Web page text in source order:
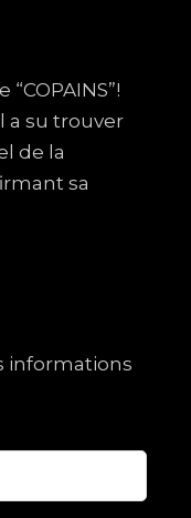
a su trouver
de la
sa
informations